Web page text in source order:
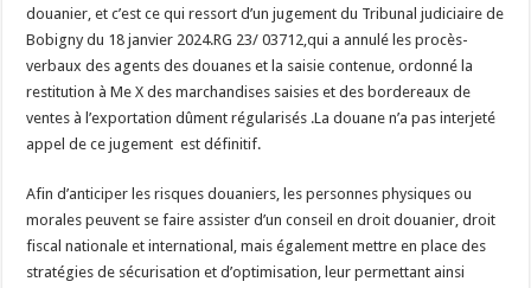
douanier, et c’est ce qui ressort d’un jugement du Tribunal judiciaire de
Bobigny du 18 janvier 2024.RG 23/ 03712,qui a annulé les procès-
verbaux des agents des douanes et la saisie contenue, ordonné la
restitution à Me X des marchandises saisies et des bordereaux de
ventes à l’exportation dûment régularisés .La douane n’a pas interjeté
appel de ce jugement est définitif.
Afin d’anticiper les risques douaniers, les personnes physiques ou
morales peuvent se faire assister d’un conseil en droit douanier, droit
fiscal nationale et international, mais également mettre en place des
stratégies de sécurisation et d’optimisation, leur permettant ainsi